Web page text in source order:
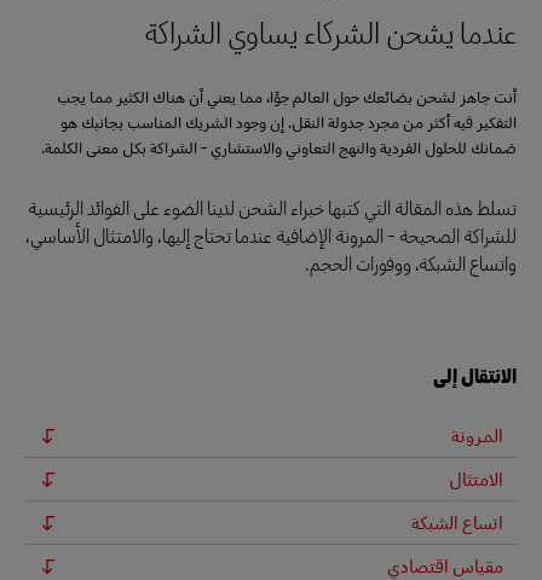
عندما يشحن الشركاء يساوي الشراكة
أنت جاهز لشحن بضائعك حول العالم جوًا، مما يعني أن هناك الكثير مما يجب
التفكير فيه أكثر من مجرد جدولة النقل. إن وجود الشريك المناسب بجانبك هو
ضمانك للحلول الفردية والنهج التعاوني والاستشاري - الشراكة بكل معنى الكلمة.
تسلط هذه المقالة التي كتبها خبراء الشحن لدينا الضوء على الفوائد الرئيسية
للشراكة الصحيحة - المرونة الإضافية عندما تحتاج إليها، والامتثال الأساسي،
واتساع الشبكة، ووفورات الحجم.
الانتقال إلى
المرونة
الامتثال
اتساع الشبكة
مقياس اقتصادي